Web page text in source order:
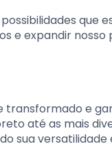
que
e expandir nosso
transformado e
até as mais
sua versatilidade